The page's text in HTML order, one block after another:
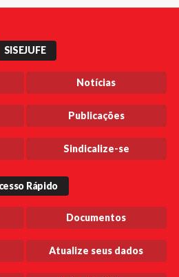
SISEJUFE
Notícias
Publicações
Sindicalize-se
Rápido
Documentos
Atualize seus dados